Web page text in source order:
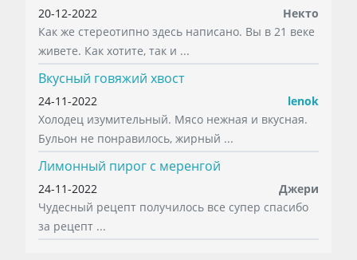
20-12-2022
Некто
Как же стереотипно здесь написано. Вы в 21 веке
живете. Как хотите, так и ...
Вкусный говяжий хвост
24-11-2022
lenok
Холодец изумительный. Мясо нежная и вкусная.
Бульон не понравилось, жирный ...
Лимонный пирог с меренгой
24-11-2022
Джери
Чудесный рецепт получилось все супер спасибо
за рецепт ...